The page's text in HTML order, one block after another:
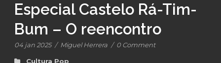
Especial Castelo Rá-Tim-
Bum – O reencontro
04 jan 2025 / Miguel Herrera / 0 Comment
Cultura Pop